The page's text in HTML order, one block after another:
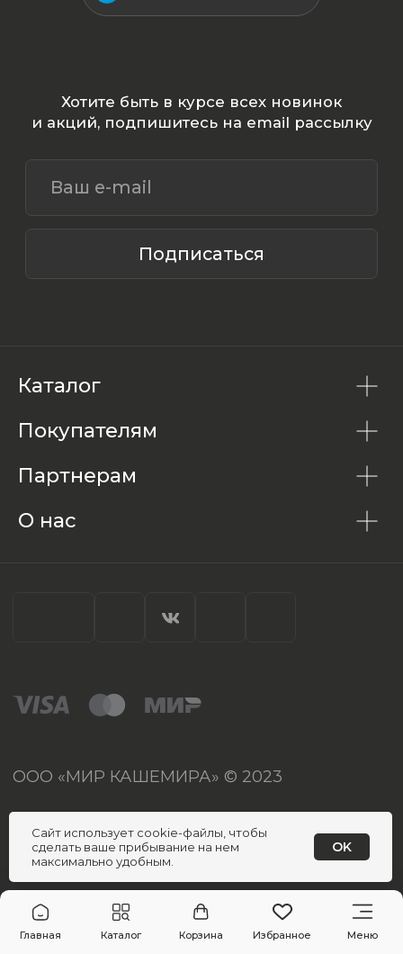
Каталог
Покупателям
Партнерам
О нас
Главная Каталог Корзина Избранное Меню
Сайт использует cookie-файлы, чтобы
сделать ваше прибывание на нем
максимально удобным.
OK